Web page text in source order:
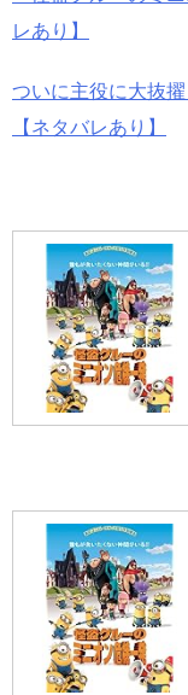
レあり】
ついに主役に大抜
【ネタバレあり】